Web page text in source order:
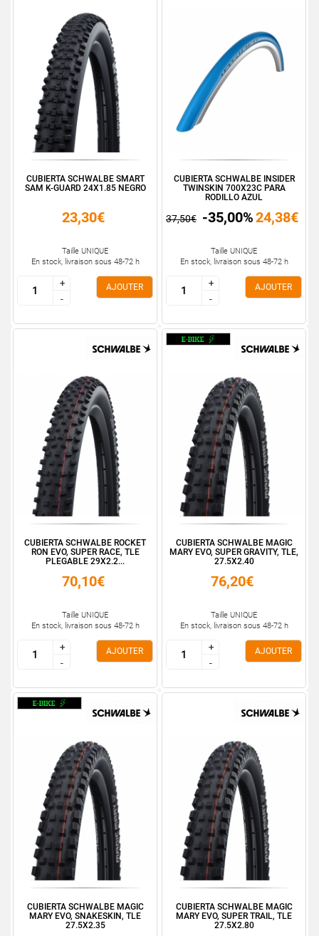
CUBIERTA SCHWALBE SMART
SAM K-GUARD 24X1.85 NEGRO
23,30€
Taille UNIQUE
En stock, livraison sous 48-72 h
+
-
+
-
AJOUTER
CUBIERTA SCHWALBE INSIDER
TWINSKIN 700X23C PARA
RODILLO AZUL
37,50€ -35,00%24,38€
Taille UNIQUE
En stock, livraison sous 48-72 h
+
-
+
-
AJOUTER
CUBIERTA SCHWALBE ROCKET
RON EVO, SUPER RACE, TLE
PLEGABLE 29X2.2...
70,10€
Taille UNIQUE
En stock, livraison sous 48-72 h
+
-
+
-
AJOUTER
CUBIERTA SCHWALBE MAGIC
MARY EVO, SUPER GRAVITY, TLE,
27.5X2.40
76,20€
Taille UNIQUE
En stock, livraison sous 48-72 h
+
-
+
-
AJOUTER
CUBIERTA SCHWALBE MAGIC
MARY EVO, SNAKESKIN, TLE
27.5X2.35
CUBIERTA SCHWALBE MAGIC
MARY EVO, SUPER TRAIL, TLE
27.5X2.80